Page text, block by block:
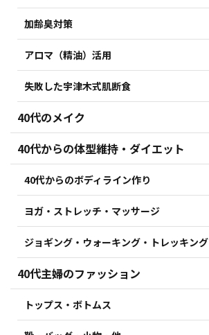
加齢臭対策
アロマ（精油）活用
失敗した宇津木式肌断食
40代のメイク
40代からの体型維持・ダイエット
40代からのボディライン作り
ヨガ・ストレッチ・マッサージ
ジョギング・ウォーキング・トレッキング
40代主婦のファッション
トップス・ボトムス